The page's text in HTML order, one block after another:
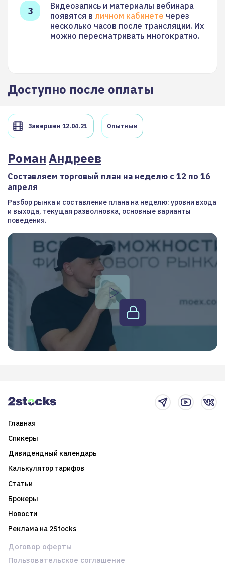
Видеозапись и материалы вебинара
появятся в личном кабинете через
несколько часов после трансляции. Их
можно пересматривать многократно.
Доступно после оплаты
Завершен 12.04.21 Опытным
РоманАндреев
Составляем торговый план на неделю с 12 по 16
апреля
Разбор рынка и составление плана на неделю: уровни входа
и выхода, текущая разволновка, основные варианты
поведения.
Главная
Спикеры
Дивидендный календарь
Калькулятор тарифов
Статьи
Брокеры
Новости
Реклама на 2Stocks
Договор оферты
Пользовательское соглашение